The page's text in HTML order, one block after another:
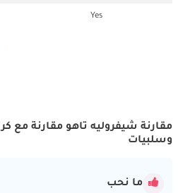
Yes
مقارنة شيفروليه تاهو مقارنة مع
وسلبيات
ما نحب